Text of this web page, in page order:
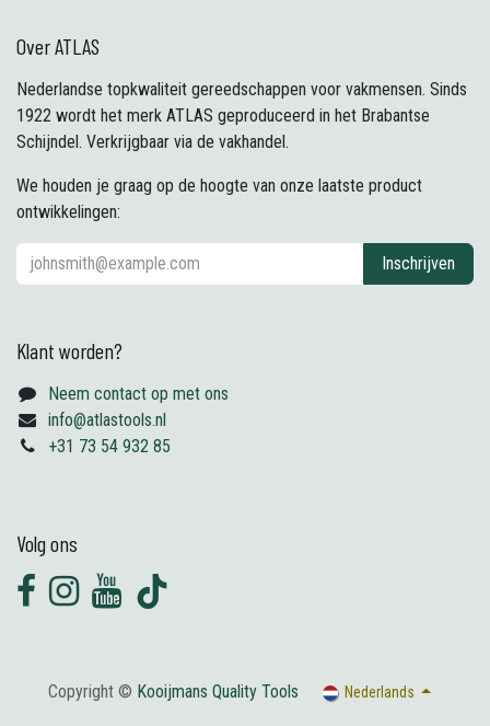
Over ATLAS
Nederlandse topkwaliteit gereedschappen voor vakmensen. Sinds
1922 wordt het merk ATLAS geproduceerd in het Brabantse
Schijndel. Verkrijgbaar via de vakhandel.
We houden je graag op de hoogte van onze laatste product
ontwikkelingen:
Inschrijven
Klant worden?
Neem contact op met ons
info@atlastools.nl
+31 73 54 932 85
Volg ons
Copyright © Kooijmans Quality Tools Nederlands